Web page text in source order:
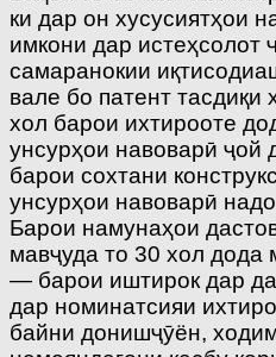
ки дар он хусусиятҳои
имкони дар истеҳсолот
самаранокии
вале бо патент тасдиқи
хол барои ихтирооте
унсурҳои навоварӣ ҷой
барои сохтани
унсурҳои навоварӣ
Барои намунаҳои
мавҷуда то 30 хол дода
— барои иштирок дар
дар номинатсияи
байни донишҷӯён,